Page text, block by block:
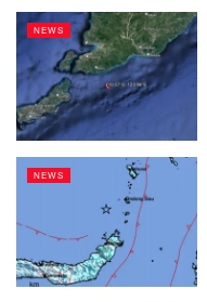
NEWS
NEWS